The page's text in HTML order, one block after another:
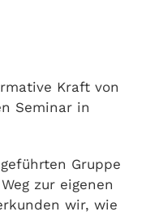
Kraft von
Seminar in
Gruppe
zur eigenen
wir, wie